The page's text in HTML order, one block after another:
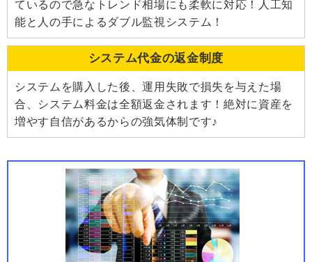
ているので急なトレンド相場にも柔軟に対応！人工知
能と人の手によるダブル監視システム！
システム代金の返金制度
システムを購入した後、運用失敗で損失を与えた場
合、システム料金は全額返金されます！絶対に資産を
増やす自信があるからの強気体制です♪